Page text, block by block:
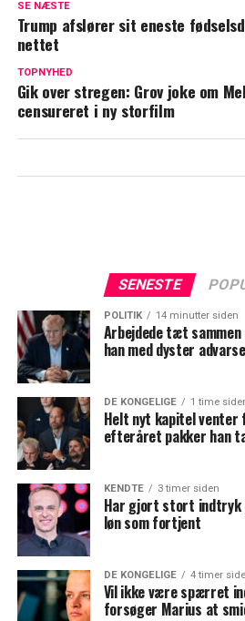
Roberts: 'Vil væmme
SE NÆSTE
Trump afslører sit eneste
nettet
TOPNYHED
Gik over stregen: Grov joke om
censureret i ny storfilm
SENESTE
POLITIK 14 minutter siden
Arbejdede tæt sammen
han med dyster
DE KONGELIGE 1 time
Helt nyt kapitel venter
efteråret pakker han
KENDTE 3 timer siden
Har gjort stort indtryk
løn som fortjent
DE KONGELIGE 4 timer
Vil ikke være spærret
forsøger Marius at